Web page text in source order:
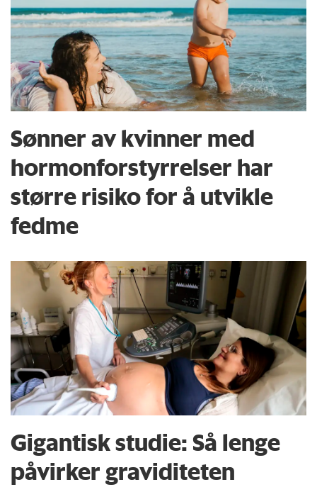
Sønner av kvinner med
hormon­forstyrrelser har
større risiko for å utvikle
fedme
Gigantisk studie: Så lenge
påvirker graviditeten